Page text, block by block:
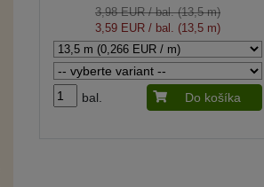
3,98 EUR/ bal. (13,5 m)
3,59 EUR/ bal. (13,5 m)
bal. Do košíka